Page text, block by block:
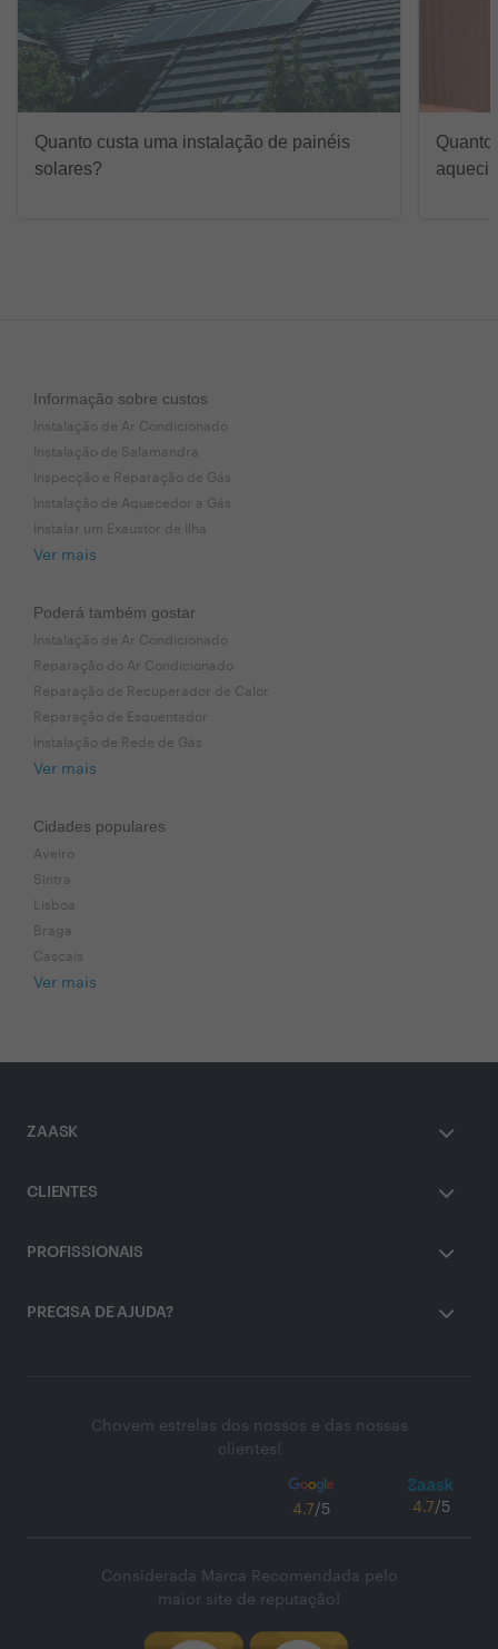
Quanto custa uma instalação de painéis
solares?
Informação sobre custos
Instalação de Ar Condicionado
Instalação de Salamandra
Inspecção e Reparação de Gás
Instalação de Aquecedor a Gás
Instalar um Exaustor de Ilha
Ver mais
Poderá também gostar
Instalação de Ar Condicionado
Reparação do Ar Condicionado
Reparação de Recuperador de Calor
Reparação de Esquentador
Instalação de Rede de Gás
Ver mais
Cidades populares
Aveiro
Sintra
Lisboa
Braga
Cascais
Ver mais
ZAASK
CLIENTES
PROFISSIONAIS
PRECISA DE AJUDA?
Chovem estrelas dos nossos e das nossas
clientes!
4.7/5 4.7/5
Considerada Marca Recomendada pelo
maior site de reputação!